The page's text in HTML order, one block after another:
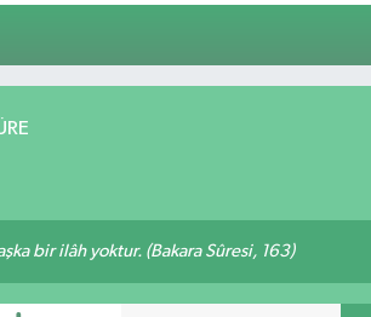
bir ilâh yoktur. (Bakara Sûresi, 163)